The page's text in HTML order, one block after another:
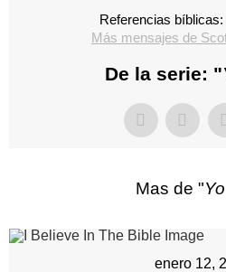
Referencias bíblicas:
Más mensajes de
De la serie: "
Mas de "
enero 12,